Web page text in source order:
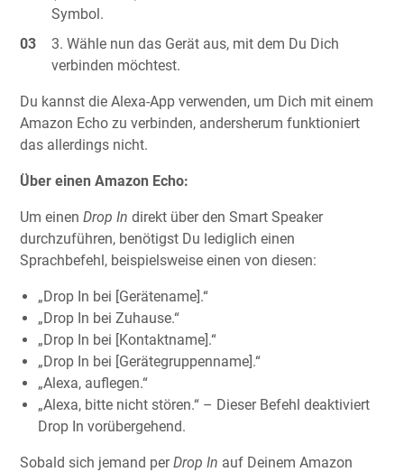
Symbol.
Wähle nun das Gerät aus, mit dem Du Dich
verbinden möchtest.
Du kannst die Alexa-App verwenden, um Dich mit einem
Amazon Echo zu verbinden, andersherum funktioniert
das allerdings nicht.
Über einen Amazon Echo:
Um einen Drop In direkt über den Smart Speaker
durchzuführen, benötigst Du lediglich einen
Sprachbefehl, beispielsweise einen von diesen:
„Drop In bei [Gerätename].“
„Drop In bei Zuhause.“
„Drop In bei [Kontaktname].“
„Drop In bei [Gerätegruppenname].“
„Alexa, auflegen.“
„Alexa, bitte nicht stören.“ – Dieser Befehl deaktiviert
Drop In vorübergehend.
Sobald sich jemand perDrop In auf Deinem Amazon